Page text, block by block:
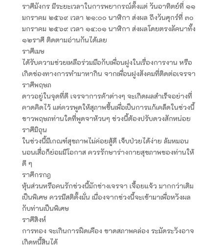
ราศีมังกร มีระยะเวลาในการพยากรณ์ตั้งแต่ วันอาทิตย์ที่ ๑๑
มกราคม ๒๕๖๙ เวลา ๒๑:๐๐ นาฬิกา ส่งผล ถึงวันศุกร์ที่ ๓๐
มกราคม ๒๕๖๙ เวลา ๑๔:๐๑ นาฬิกา ส่งผลโดยตรงลัคนาทั้ง
๑๒ราศี ติดตามอ่านกันได้เลย
ราศีเมษ
ได้รับความช่วยเหลือร่วมมือกับเพื่อนฝูงในเรื่องการงาน หรือ
เกิดช่องทางการทำมาหากิน จากเพื่อนฝูงสังคมที่ติดต่อเจรจา
ราศีพฤษภ
ดาวอยู่ในจุดที่ดี เจรจาการค้าต่างๆ จะเกิดผลสำเร็จอย่างที่
คาดคิดไว้ แต่ควรพูดให้สุภาพขึ้นเพื่อเป็นการแก้เคล็ดในช่วงนี้
ชาวพฤษภท่านใดที่พูดจาห้วนๆ ช่วงนี้ต้องปรับดวงสักหน่อย
ราศีมิถุน
ในช่วงนี้มีเกณฑ์สุขภาพไม่ค่อยสู้ดี เจ็บป่วยได้ง่าย ล้มหมอน
นอนเสื่อก็ย่อมมีโอกาส ควรรักษาร่างกายสุขภาพของท่านให้
ดี ๆ
ราศีกรกฎ
หุ้นส่วนหรือคนรักช่วงนี้มักช่างเจรจา เจื้อยแจ้ว มากกว่าเดิม
เป็นพิเศษ ควรมีสติตั้งมั่น เนื่องจากช่วงนี้จะเข้ามาเพื่อหวังผล
กับท่านเป็นพิเศษ
ราศีสิงห์
การทอง จะเกินการฝืดเคือง ขาดสภาพคล่อง ระมัดระวังอาจ
เกิดหนี้สินได้